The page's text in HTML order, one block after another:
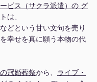
ビス（サクラ派遣）の グ
は、
どという甘い文句を売り
幸せを真に願う本物の代
冠婚葬祭から、 ライブ・